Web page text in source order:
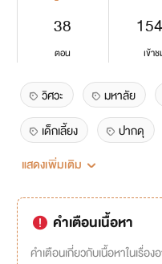
38
ตอน เข้า
วิศวะ มหาลัย
เด็กเลี้ยง
ปากดุ
นางเอกร้องไห้ง่าย
แสดงเพิ่มเติม
คำเตือนเนื้อหา
คำเตือนเกี่ยวกับเนื้อหาในเรื่อ